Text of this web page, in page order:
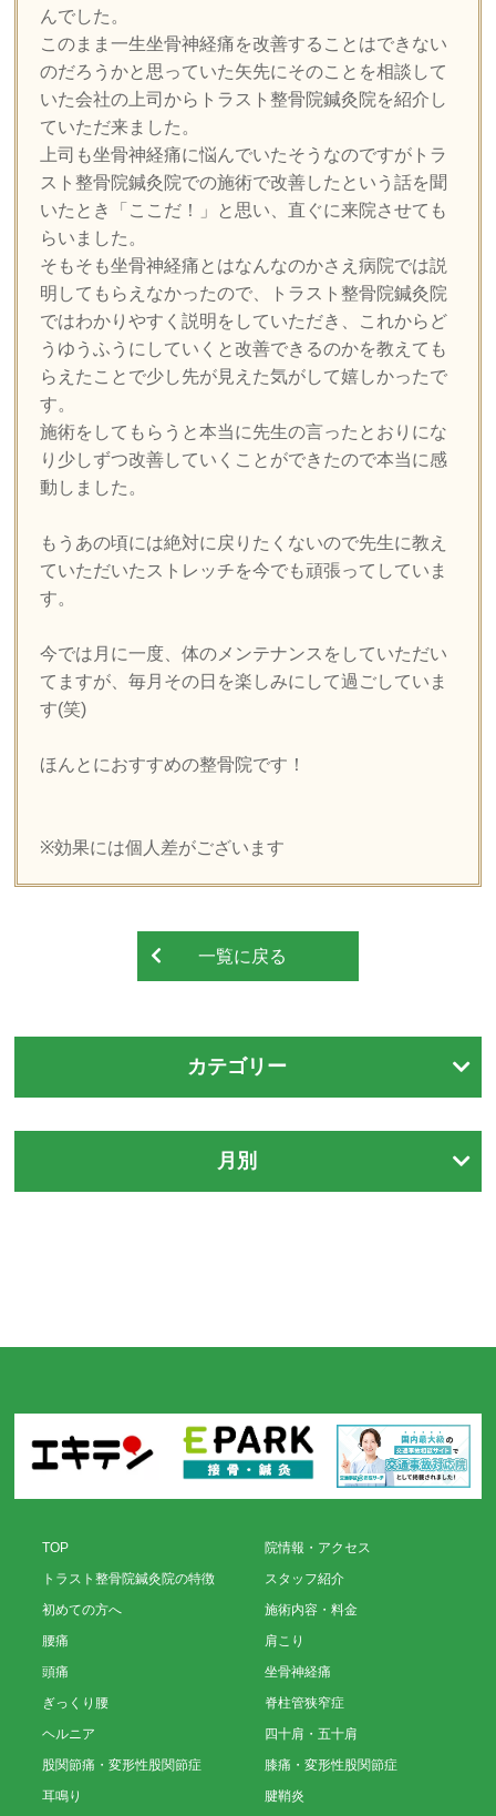
んでした。
このまま一生坐骨神経痛を改善することはできない
のだろうかと思っていた矢先にそのことを相談して
いた会社の上司からトラスト整骨院鍼灸院を紹介し
ていただ来ました。
上司も坐骨神経痛に悩んでいたそうなのですがトラ
スト整骨院鍼灸院での施術で改善したという話を聞
いたとき「ここだ！」と思い、直ぐに来院させても
らいました。
そもそも坐骨神経痛とはなんなのかさえ病院では説
明してもらえなかったので、トラスト整骨院鍼灸院
ではわかりやすく説明をしていただき、これからど
うゆうふうにしていくと改善できるのかを教えても
らえたことで少し先が見えた気がして嬉しかったで
す。
施術をしてもらうと本当に先生の言ったとおりにな
り少しずつ改善していくことができたので本当に感
動しました。
もうあの頃には絶対に戻りたくないので先生に教え
ていただいたストレッチを今でも頑張ってしていま
す。
今では月に一度、体のメンテナンスをしていただい
てますが、毎月その日を楽しみにして過ごしていま
す(笑)
ほんとにおすすめの整骨院です！
※効果には個人差がございます
一覧に戻る
カテゴリー
月別
TOP
院情報・アクセス
トラスト整骨院鍼灸院の特徴
スタッフ紹介
初めての方へ
施術内容・料金
腰痛
肩こり
頭痛
坐骨神経痛
ぎっくり腰
脊柱管狭窄症
ヘルニア
四十肩・五十肩
股関節痛・変形性股関節症
膝痛・変形性股関節症
耳鳴り
腱鞘炎